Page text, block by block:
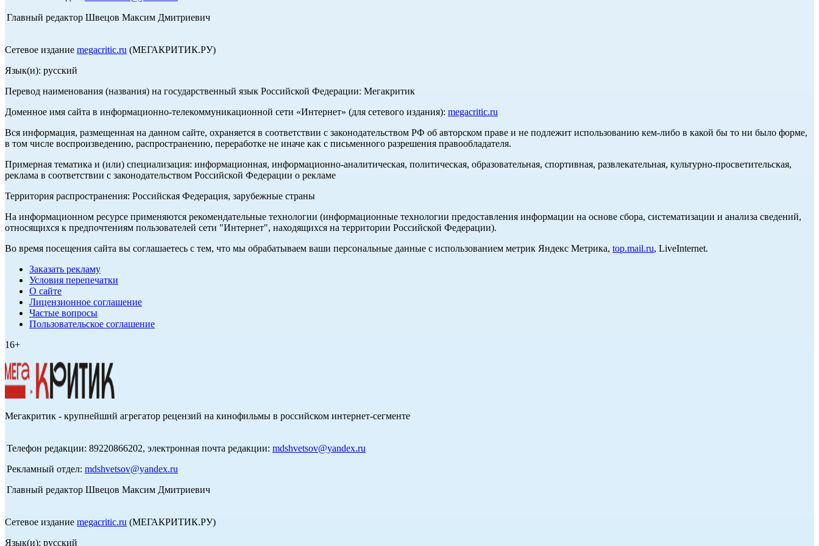
Главный редактор Швецов Максим Дмитриевич
Сетевое издание megacritic.ru (МЕГАКРИТИК.РУ)
Язык(и): русский
Перевод наименования (названия) на государственный язык Российской Федерации: Мегакритик
Доменное имя сайта в информационно-телекоммуникационной сети «Интернет» (для сетевого издания): megacritic.ru
Вся информация, размещенная на данном сайте, охраняется в соответствии с законодательством РФ об авторском праве и не подлежит использованию кем-либо в какой бы то ни было форме,
в том числе воспроизведению, распространению, переработке не иначе как с письменного разрешения правообладателя.
Примерная тематика и (или) специализация: информационная, информационно-аналитическая, политическая, образовательная, спортивная, развлекательная, культурно-просветительская,
реклама в соответствии с законодательством Российской Федерации о рекламе
Территория распространения: Российская Федерация, зарубежные страны
На информационном ресурсе применяются рекомендательные технологии (информационные технологии предоставления информации на основе сбора, систематизации и анализа сведений,
относящихся к предпочтениям пользователей сети "Интернет", находящихся на территории Российской Федерации).
Во время посещения сайта вы соглашаетесь с тем, что мы обрабатываем ваши персональные данные с использованием метрик Яндекс Метрика, top.mail.ru, LiveInternet.
Заказать рекламу
Условия перепечатки
О сайте
Лицензионное соглашение
Частые вопросы
Пользовательское соглашение
16+
Мегакритик - крупнейший агрегатор рецензий на кинофильмы в российском интернет-сегменте
Телефон редакции: 89220866202, электронная почта редакции: mdshvetsov@yandex.ru
Рекламный отдел: mdshvetsov@yandex.ru
Главный редактор Швецов Максим Дмитриевич
Сетевое издание megacritic.ru (МЕГАКРИТИК.РУ)
Язык(и): русский